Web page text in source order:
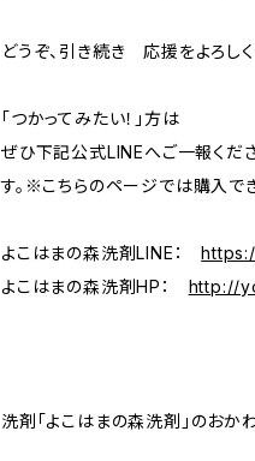
どうぞ、引き続き 応援をよろしく
「つかってみたい！」方は
ぜひ下記公式LINEへご一報くだ
す。※こちらのページでは購入で
よこはまの森洗剤LINE：
よこはまの森洗剤HP： http://
洗剤「よこはまの森洗剤」のおか